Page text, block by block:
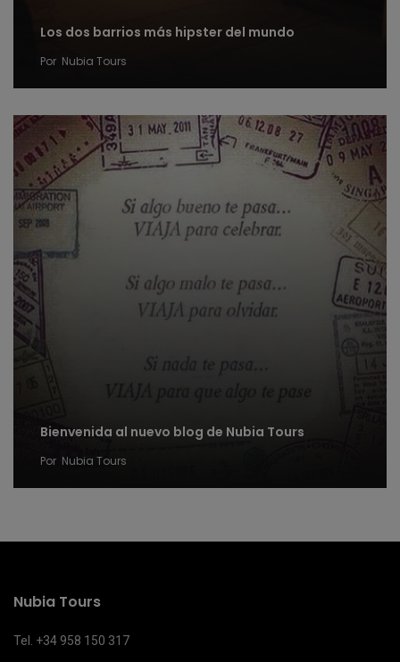
Los dos barrios más hipster del mundo
Por Nubia Tours
Bienvenida al nuevo blog de Nubia Tours
Por Nubia Tours
Nubia Tours
Tel. +34 958 150 317